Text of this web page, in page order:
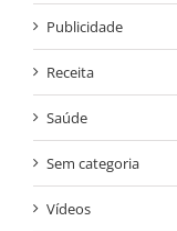
Publicidade
Receita
Saúde
Sem categoria
Vídeos